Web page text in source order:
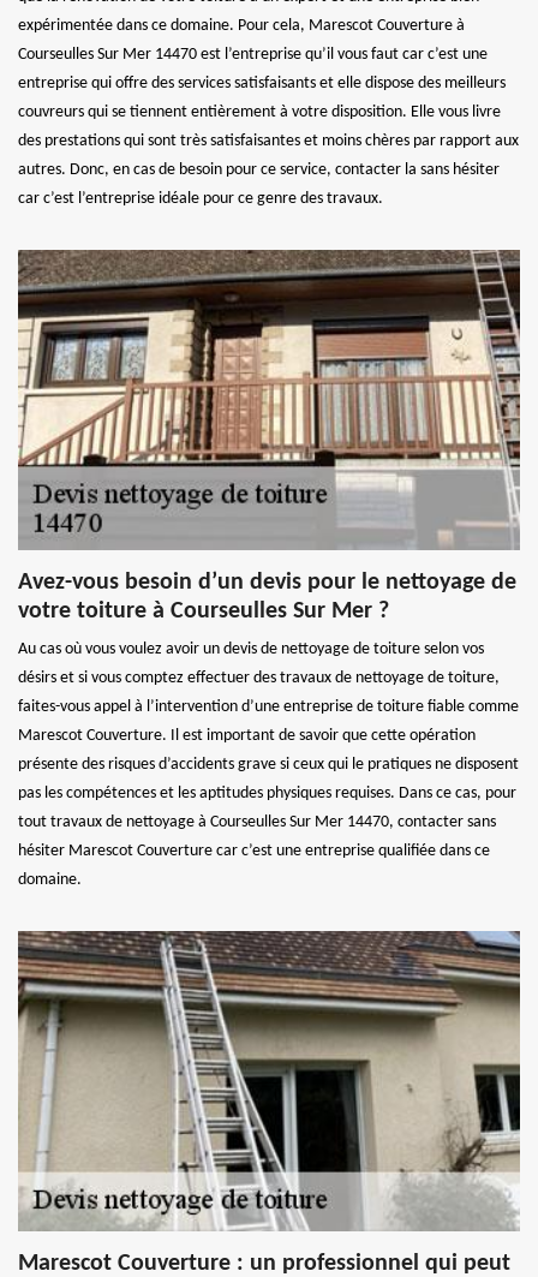
expérimentée dans ce domaine. Pour cela, Marescot Couverture à
Courseulles Sur Mer 14470 est l’entreprise qu’il vous faut car c’est une
entreprise qui offre des services satisfaisants et elle dispose des meilleurs
couvreurs qui se tiennent entièrement à votre disposition. Elle vous livre
des prestations qui sont très satisfaisantes et moins chères par rapport aux
autres. Donc, en cas de besoin pour ce service, contacter la sans hésiter
car c’est l’entreprise idéale pour ce genre des travaux.
Avez-vous besoin d’un devis pour le nettoyage de
votre toiture à Courseulles Sur Mer ?
Au cas où vous voulez avoir un devis de nettoyage de toiture selon vos
désirs et si vous comptez effectuer des travaux de nettoyage de toiture,
faites-vous appel à l’intervention d’une entreprise de toiture fiable comme
Marescot Couverture. Il est important de savoir que cette opération
présente des risques d’accidents grave si ceux qui le pratiques ne disposent
pas les compétences et les aptitudes physiques requises. Dans ce cas, pour
tout travaux de nettoyage à Courseulles Sur Mer 14470, contacter sans
hésiter Marescot Couverture car c’est une entreprise qualifiée dans ce
domaine.
Marescot Couverture : un professionnel qui peut